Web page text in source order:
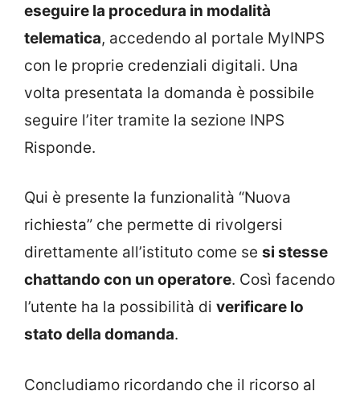
eseguire la procedura in modalità
telematica, accedendo al portale MyINPS
con le proprie credenziali digitali. Una
volta presentata la domanda è possibile
seguire l’iter tramite la sezione INPS
Risponde.
Qui è presente la funzionalità “Nuova
richiesta” che permette di rivolgersi
direttamente all’istituto come se si stesse
chattando con un operatore. Così facendo
l’utente ha la possibilità di verificare lo
stato della domanda.
Concludiamo ricordando che il ricorso al